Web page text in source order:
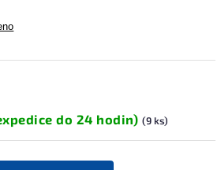
do 24 hodin) (9 ks)